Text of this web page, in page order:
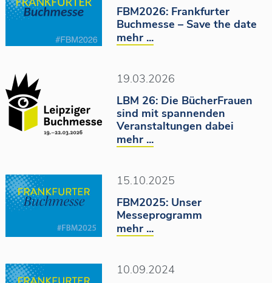
FBM2026: Frankfurter
Buchmesse – Save the date
mehr ...
19.03.2026
LBM 26: Die BücherFrauen
sind mit spannenden
Veranstaltungen dabei
mehr ...
15.10.2025
FBM2025: Unser
Messeprogramm
mehr ...
10.09.2024